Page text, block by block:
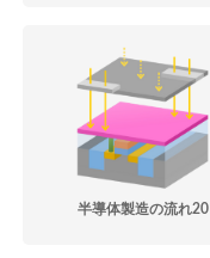
半導体製造の流れ20